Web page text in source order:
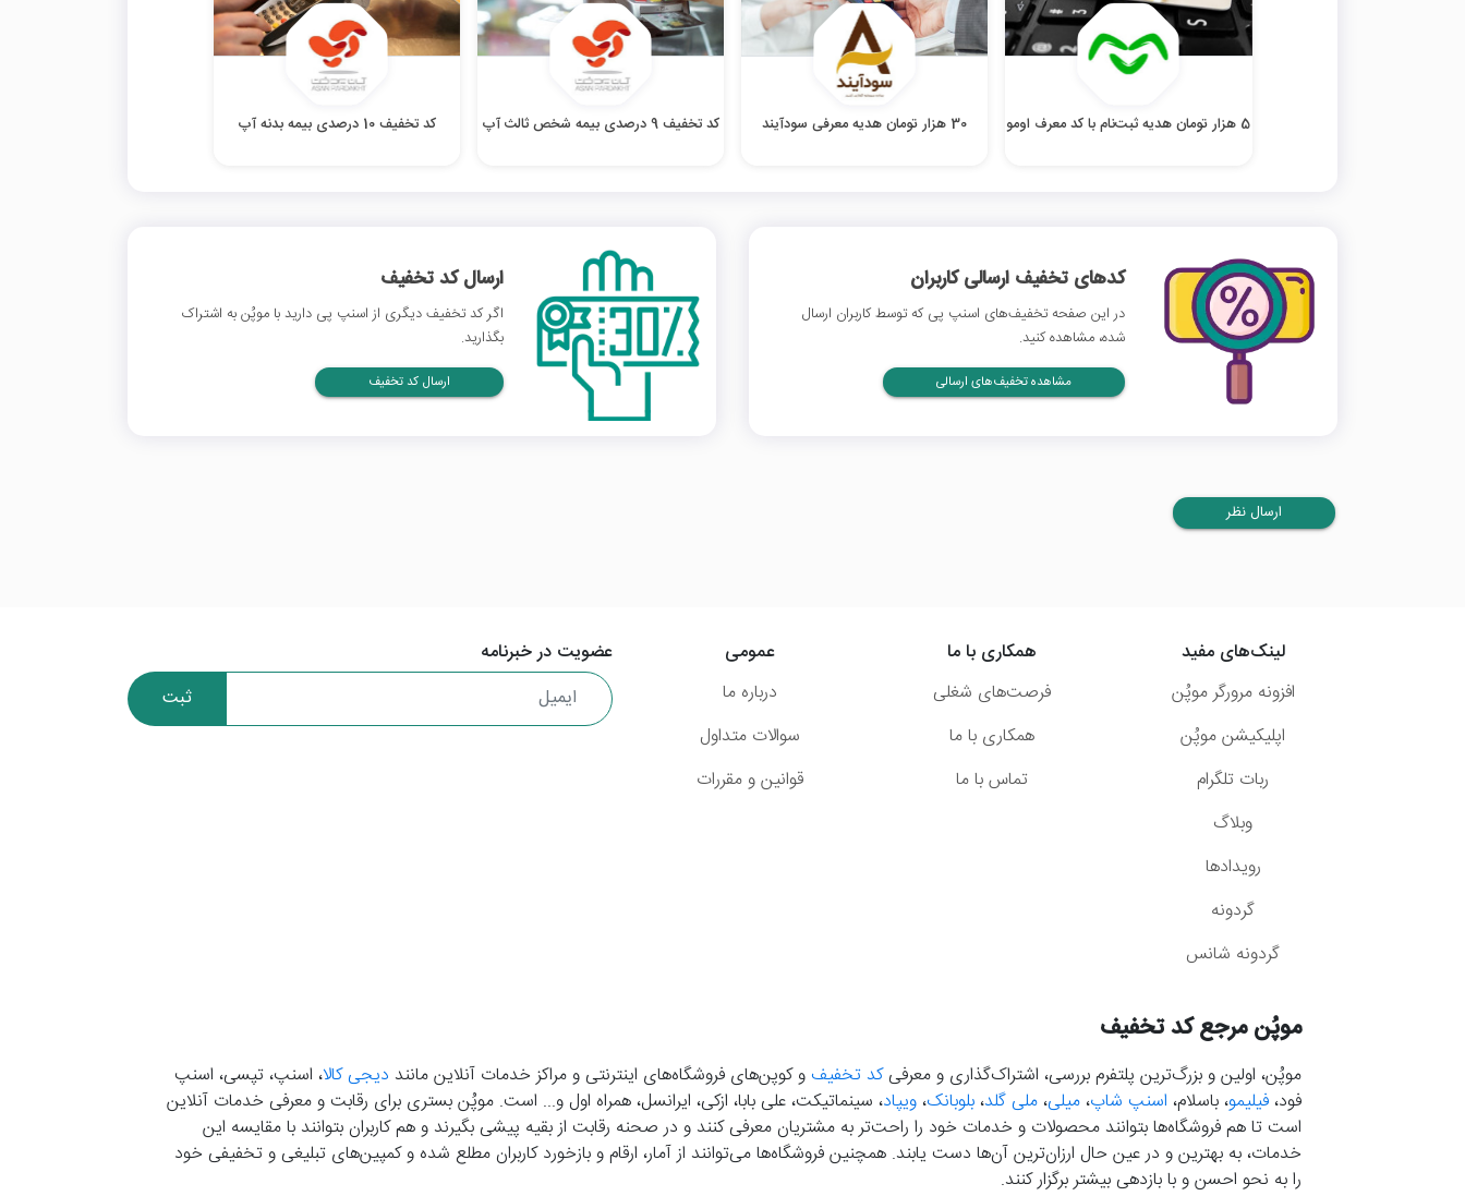
5 هزار تومان هدیه ثبت‌نام با کد معرف اومو 30 هزار تومان هدیه معرفی سودآیند کد تخفیف 9 درصدی بیمه شخص ثالث آپ کد تخفیف 10 درصدی بیمه بدنه آپ
کدهای تخفیف ارسالی کاربران
در این صفحه تخفیف‌های اسنپ پی که توسط کاربران ارسال
شده، مشاهده کنید.
مشاهده تخفیف‌های ارسالی
ارسال کد تخفیف
اگر کد تخفیف دیگری از اسنپ پی دارید با موپُن به اشتراک
بگذارید.
ارسال کد تخفیف
ارسال نظر
عضویت در خبرنامه
ثبت
لینک‌های مفید
افزونه مرورگر موپُن
اپلیکیشن موپُن
ربات تلگرام
وبلاگ
رویدادها
گردونه
گردونه شانس
همکاری با ما
فرصت‌های شغلی
همکاری با ما
تماس با ما
عمومی
درباره ما
سوالات متداول
قوانین و مقررات
موپُن مرجع کد تخفیف
موپُن، اولین و بزرگ‌ترین پلتفرم بررسی، اشتراک‌گذاری و معرفیکد تخفیفو کوپن‌های فروشگاه‌های اینترنتی و مراکز خدمات آنلاین مانند دیجی کالا، اسنپ، تپسی، اسنپ
فود، فیلیمو، باسلام، اسنپ شاپ، میلی، ملی گلد، بلوبانک، ویپاد، سینماتیکت، علی بابا، ازکی، ایرانسل، همراه اول و... است. موپُن بستری برای رقابت و معرفی خدمات آنلاین
است تا هم فروشگاه‌ها بتوانند محصولات و خدمات خود را راحت‌تر به مشتریان معرفی کنند و در صحنه رقابت از بقیه پیشی بگیرند و هم کاربران بتوانند با مقایسه این
خدمات، به بهترین و در عین حال ارزان‌ترین آن‌ها دست‌ یابند. همچنین فروشگاه‌ها می‌توانند از آمار، ارقام و بازخورد کاربران مطلع شده و کمپین‌های تبلیغی و تخفیفی خود
را به نحو احسن و با بازدهی بیشتر برگزار کنند.